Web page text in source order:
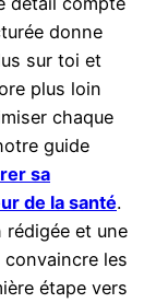
donne
sur toi et
plus loin
chaque
guide
sa
de la santé.
rédigée et une
les
étape vers